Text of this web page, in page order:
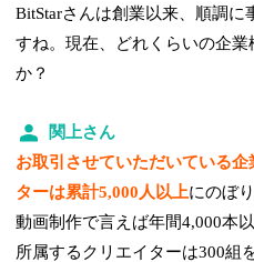
BitStarさんは創業以来、順調
すね。現在、どれくらいの企業
か？
関上さん
お取引させていただいている
ターは累計5,000人以上にのぼ
動画制作で言えば年間4,000本
所属するクリエイターは300組